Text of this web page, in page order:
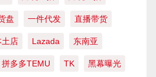
盘 一件代发 直播带货
土店 Lazada 东南亚
拼多多TEMU TK 黑幕曝光